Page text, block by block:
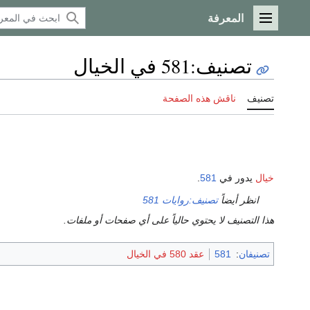
القائمة الرئيسية
المعرفة
تصنيف:581 في الخيال
تصنيف ناقش هذه الصفحة
خيال يدور في 581
انظر أيضاًتصنيف:روايات 581
هذا التصنيف لا يحتوي حالياً على أي صفحات أو ملفات.
تصنيفان:
581 عقد 580 في الخيال